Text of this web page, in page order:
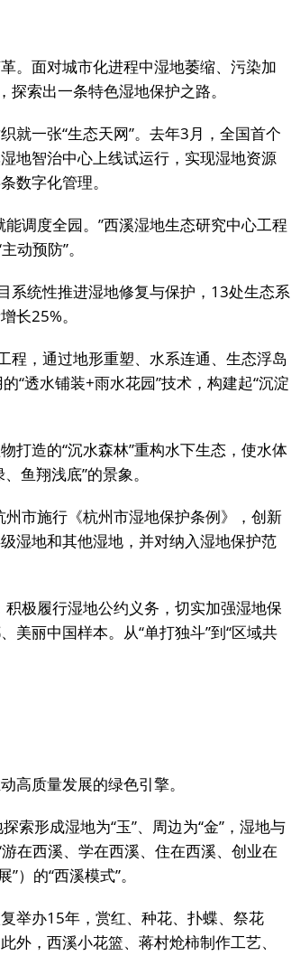
。面对城市化进程中湿地萎缩、污染加
索出一条特色湿地保护之路。
就一张“生态天网”。去年3月，全国首个
地智治中心上线试运行，实现湿地资源
数字化管理。
调度全园。”西溪湿地生态研究中心工程
动预防”。
系统性推进湿地修复与保护，13处生态系
长25%。
程，通过地形重塑、水系连通、生态浮岛
“透水铺装+雨水花园”技术，构建起“沉淀
打造的“沉水森林”重构水下生态，使水体
鱼翔浅底”的景象。
市施行《杭州市湿地保护条例》，创新
湿地和其他湿地，并对纳入湿地保护范
极履行湿地公约义务，切实加强湿地保
美丽中国样本。从“单打独斗”到“区域共
高质量发展的绿色引擎。
索形成湿地为“玉”、周边为“金”，湿地与
在西溪、学在西溪、住在西溪、创业在
）的“西溪模式”。
举办15年，赏红、种花、扑蝶、祭花
外，西溪小花篮、蒋村炝柿制作工艺、